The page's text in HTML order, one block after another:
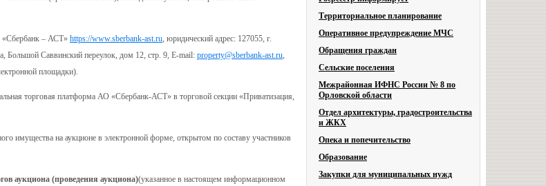
– АСТ» https://www.sberbank-ast.ru , юридический адрес: 127055, г.
Большой Саввинский переулок, дом 12, стр. 9, E-mail: property@sberbank-ast.ru
площадки).
торговая платформа АО «Сбербанк-АСТ» в торговой секции «Приватизация,
имущества на аукционе в электронной форме, открытом по составу участников
аукциона (проведения аукциона)(указанное в настоящем информационном
Территориальное планирование
Оперативное предупреждение МЧС
Обращения граждан
Сельские поселения
Межрайонная ИФНС России № 8 по
Орловской области
Отдел архитектуры, градостроительства
и ЖКХ
Опека и попечительство
Образование
Закупки для муниципальных нужд